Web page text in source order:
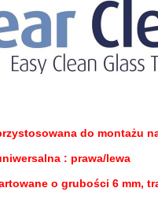
do montażu
: prawa/lewa
o grubości 6 mm,